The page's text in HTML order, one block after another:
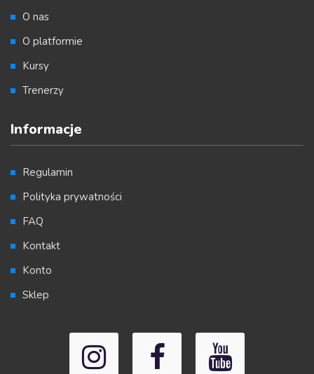
O nas
O platformie
Kursy
Trenerzy
Informacje
Regulamin
Polityka prywatności
FAQ
Kontakt
Konto
Sklep